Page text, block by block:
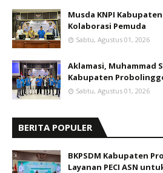
Musda KNPI
Kolaborasi Pemuda
Sabtu, Agustus 01, 2026
Aklamasi, Muhammad
Kabupaten
Sabtu, Agustus 01, 2026
BERITA POPULER
BKPSDM Kabupaten
Layanan PECI ASN